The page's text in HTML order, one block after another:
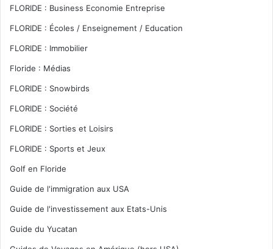
FLORIDE : Business Economie Entreprise
FLORIDE : Écoles / Enseignement / Education
FLORIDE : Immobilier
Floride : Médias
FLORIDE : Snowbirds
FLORIDE : Société
FLORIDE : Sorties et Loisirs
FLORIDE : Sports et Jeux
Golf en Floride
Guide de l'immigration aux USA
Guide de l'investissement aux Etats-Unis
Guide du Yucatan